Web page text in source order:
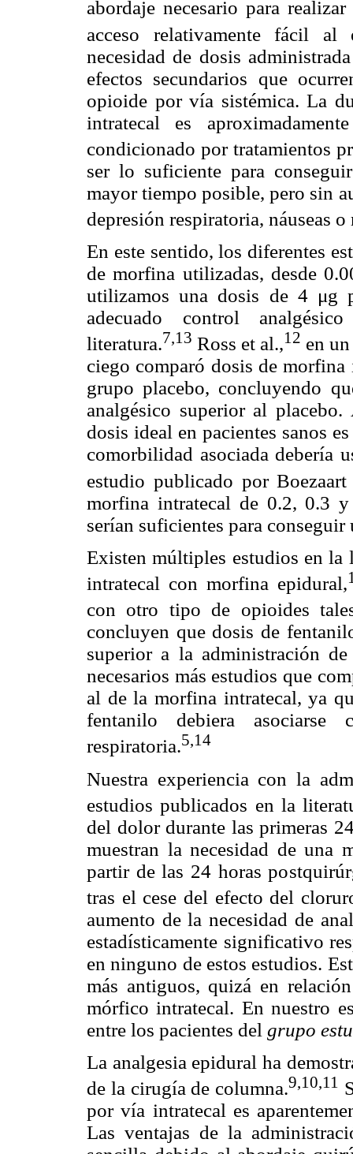
abordaje necesario para
acceso relativamente fácil al
necesidad de dosis
efectos secundarios que
opioide por vía sistémica. La
intratecal es
condicionado por tratamientos
ser lo suficiente para
mayor tiempo posible, pero sin
depresión respiratoria, náuseas
En este sentido, los diferentes
de morfina utilizadas, desde
utilizamos una dosis de 4 μg
adecuado control
literatura.7,13 Ross et al.,12 en
ciego comparó dosis de
grupo placebo, concluyendo
analgésico superior al
dosis ideal en pacientes sanos
comorbilidad asociada debería
estudio publicado por
morfina intratecal de 0.2, 0.3
serían suficientes para
Existen múltiples estudios en la
intratecal con morfina epidural,
con otro tipo de opioides
concluyen que dosis de
superior a la administración
necesarios más estudios que
al de la morfina intratecal, ya
fentanilo debiera
respiratoria.5,14
Nuestra experiencia con la
estudios publicados en la
del dolor durante las primeras
muestran la necesidad de una
partir de las 24 horas
tras el cese del efecto del
aumento de la necesidad de
estadísticamente significativo
en ninguno de estos estudios.
más antiguos, quizá en
mórfico intratecal. En nuestro
entre los pacientes del grupo
La analgesia epidural ha
de la cirugía de columna.9,10,11
por vía intratecal es
Las ventajas de la